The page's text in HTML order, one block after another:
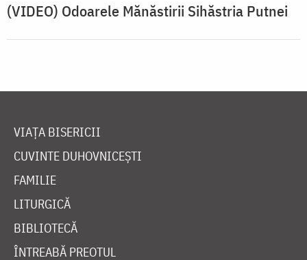
(VIDEO) Odoarele Mănăstirii Sihăstria Putnei
VIAȚA BISERICII
CUVINTE DUHOVNICEȘTI
FAMILIE
LITURGICĂ
BIBLIOTECĂ
ÎNTREABĂ PREOTUL